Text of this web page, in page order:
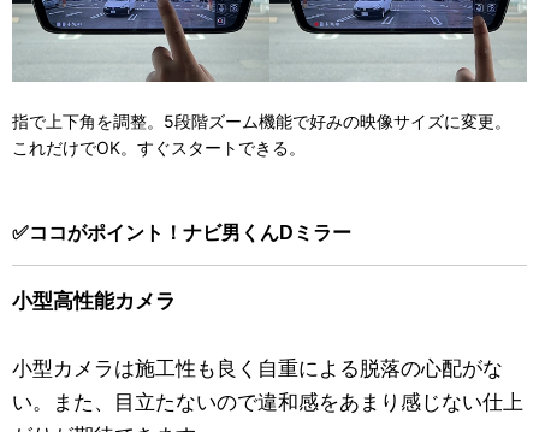
指で上下角を調整。5段階ズーム機能で好みの映像サイズに変更。
これだけでOK。すぐスタートできる。
✅ココがポイント！ナビ男くんDミラー
小型高性能カメラ
小型カメラは施工性も良く自重による脱落の心配がな
い。また、目立たないので違和感をあまり感じない仕上